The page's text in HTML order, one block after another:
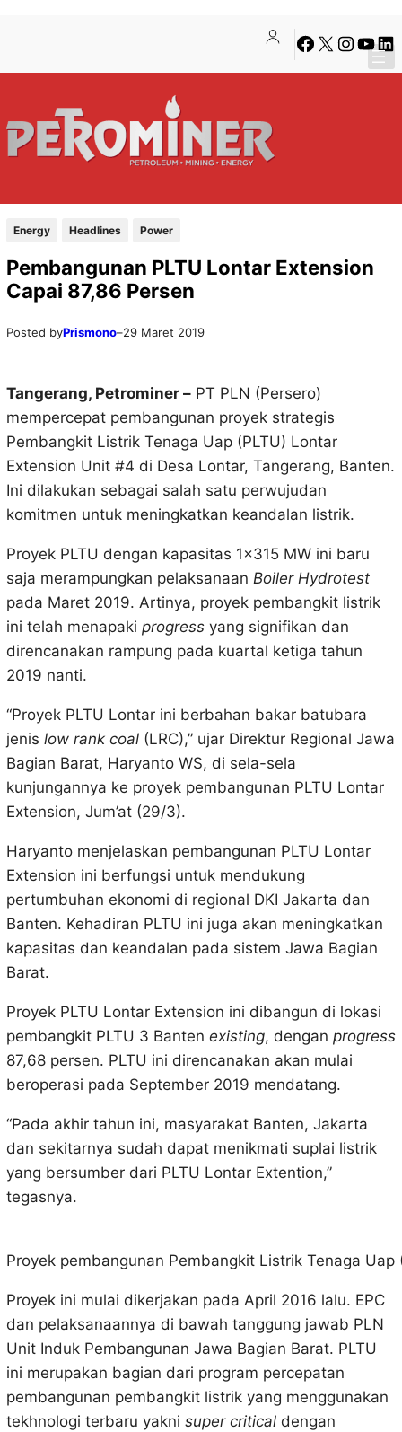
konten
content
Facebook
X Instagram
Energy Headlines Power
Pembangunan PLTU Lontar Extension
Capai 87,86 Persen
Posted byPrismono–29 Maret 2019
Tangerang, Petrominer –PT PLN (Persero)
mempercepat pembangunan proyek strategis
Pembangkit Listrik Tenaga Uap (PLTU) Lontar
Extension Unit #4 di Desa Lontar, Tangerang, Banten.
Ini dilakukan sebagai salah satu perwujudan
komitmen untuk meningkatkan keandalan listrik.
Proyek PLTU dengan kapasitas 1×315 MW ini baru
saja merampungkan pelaksanaan Boiler Hydrotest
pada Maret 2019. Artinya, proyek pembangkit listrik
ini telah menapaki progressyang signifikan dan
direncanakan rampung pada kuartal ketiga tahun
2019 nanti.
“Proyek PLTU Lontar ini berbahan bakar batubara
jenis low rank coal(LRC),” ujar Direktur Regional Jawa
Bagian Barat, Haryanto WS, di sela-sela
kunjungannya ke proyek pembangunan PLTU Lontar
Extension, Jum’at (29/3).
Haryanto menjelaskan pembangunan PLTU Lontar
Extension ini berfungsi untuk mendukung
pertumbuhan ekonomi di regional DKI Jakarta dan
Banten. Kehadiran PLTU ini juga akan meningkatkan
kapasitas dan keandalan pada sistem Jawa Bagian
Barat.
Proyek PLTU Lontar Extension ini dibangun di lokasi
pembangkit PLTU 3 Banten existing, dengan progress
87,68 persen. PLTU ini direncanakan akan mulai
beroperasi pada September 2019 mendatang.
“Pada akhir tahun ini, masyarakat Banten, Jakarta
dan sekitarnya sudah dapat menikmati suplai listrik
yang bersumber dari PLTU Lontar Extention,”
tegasnya.
Proyek pembangunan Pembangkit Listrik Tenaga
Proyek ini mulai dikerjakan pada April 2016 lalu. EPC
dan pelaksanaannya di bawah tanggung jawab PLN
Unit Induk Pembangunan Jawa Bagian Barat. PLTU
ini merupakan bagian dari program percepatan
pembangunan pembangkit listrik yang menggunakan
tekhnologi terbaru yakni super criticaldengan